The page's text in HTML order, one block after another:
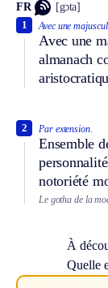
FR [gɔta]
Avec une
Avec une
almanach
1
Par extension.
Ensemble
notoriété
2
Le gotha de la
À
Quelle